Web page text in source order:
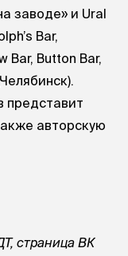
заводе» и Ural
Bar,
Bar, Button Bar,
представит
авторскую
страница ВК